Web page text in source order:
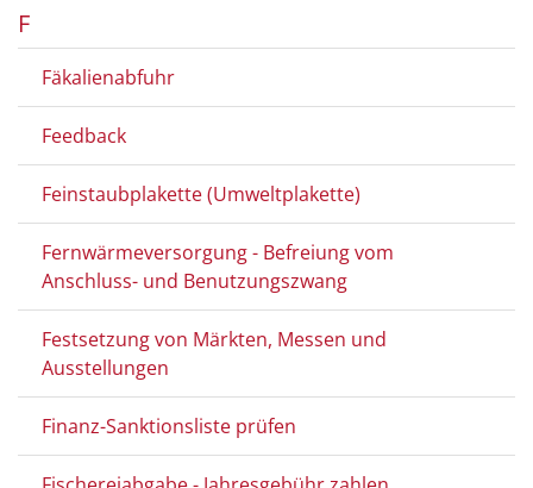
F
Fäkalienabfuhr
Feedback
Feinstaubplakette (Umweltplakette)
Fernwärmeversorgung - Befreiung vom
Anschluss- und Benutzungszwang
Festsetzung von Märkten, Messen und
Ausstellungen
Finanz-Sanktionsliste prüfen